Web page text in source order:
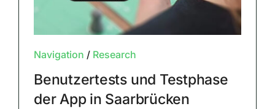
Navigation / Research
Benutzertests und Testphase
der App in Saarbrücken